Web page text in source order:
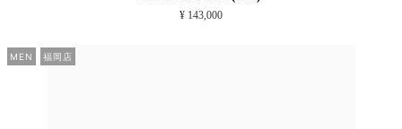
¥ 143,000
MEN 福岡店